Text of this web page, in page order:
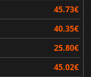
45.73€
40.35€
25.80€
45.02€